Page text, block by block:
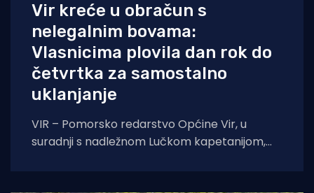
Vir kreće u obračun s
nelegalnim bovama:
Vlasnicima plovila dan rok do
četvrtka za samostalno
uklanjanje
VIR – Pomorsko redarstvo Općine Vir, u
suradnji s nadležnom Lučkom kapetanijom,